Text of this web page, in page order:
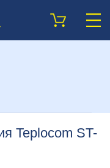
Teplocom ST-